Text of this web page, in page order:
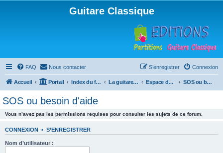
Guitare Classique
FAQ Nous contacter Connexion
S’enregistrer
Accueil Portail Index du forum La guitare : instrument, cours et théorie Espace débutants SOS ou besoin d'aide
SOS ou besoin d'aide
Vous n’avez pas les permissions requises pour consulter les sujets de ce forum.
CONNEXION • S’ENREGISTRER
Nom d’utilisateur :